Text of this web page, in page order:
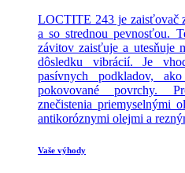
LOCTITE 243 je zaisťovač
a so strednou pevnosťou.
závitov zaisťuje a utesňuje
dôsledku vibrácií. Je
pasívnych podkladov,
pokovované povrchy.
znečistenia priemyselnými
antikoróznymi olejmi a
Vaše výhody